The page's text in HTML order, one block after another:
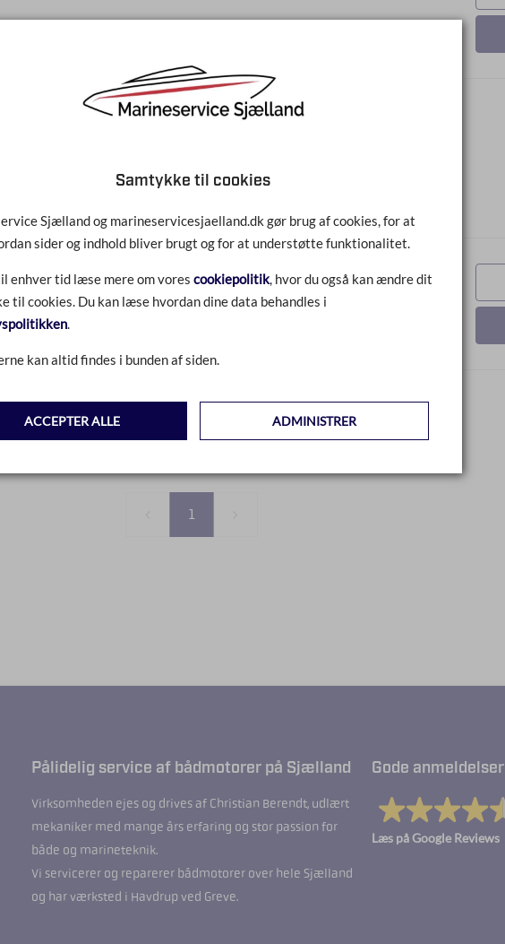
BRAVO I DREV 1.36
1
Pålidelig service af bådmotorer på Sjælland
Virksomheden ejes og drives af Christian Berendt, udlært
mekaniker med mange års erfaring og stor passion for
både og marineteknik.
Vi servicerer og reparerer bådmotorer over hele Sjælland
og har værksted i Havdrup ved Greve.
Gode anmeldelser
Læs på Google Reviews
Samtykke til cookies
Sjælland og marineservicesjaelland.dk gør brug af cookies, for at
sider og indhold bliver brugt og for at understøtte funktionalitet.
enhver tid læse mere om vores cookiepolitik, hvor du også kan ændre dit
til cookies. Du kan læse hvordan dine data behandles i
.
kan altid findes i bunden af siden.
ACCEPTER ALLE ADMINISTRER